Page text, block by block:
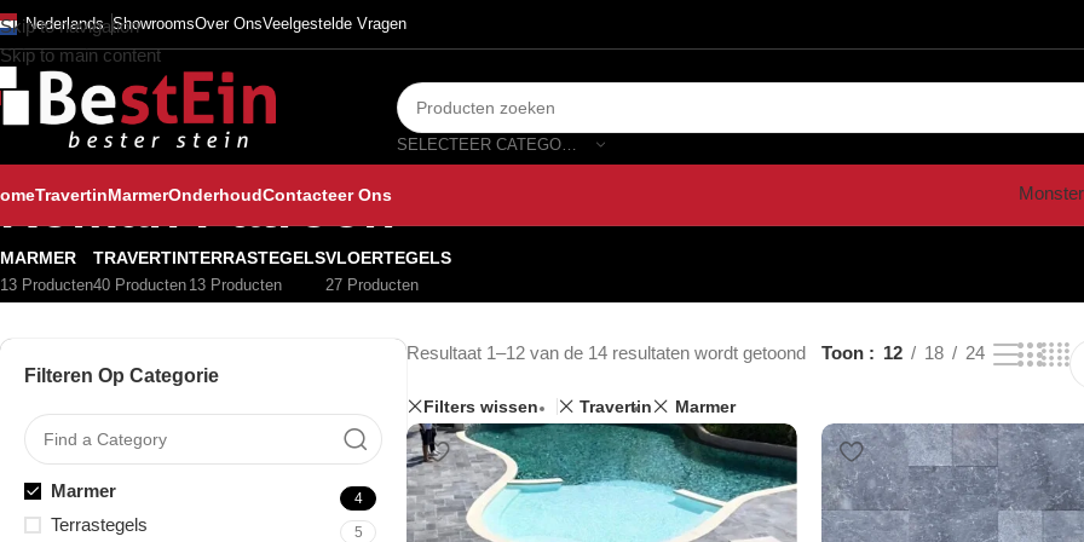
Skip to navigation
Skip to main content
Nederlands ShowroomsOver OnsVeelgestelde Vragen
TravertinMarmerOnderhoudContacteer Ons
Roman Patroon
MARMER
13 Producten
TRAVERTIN
40 Producten
TERRASTEGELS
13 Producten
VLOERTEGELS
27 Producten
Filteren Op Categorie
Marmer 4
Terrastegels 5
Resultaat 1–12 van de 14 resultaten wordt getoond Toon 12 18 24
Filters wissen Travertin Marmer